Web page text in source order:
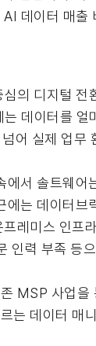
데이터 매출
의 디지털 전
데이터를 얼
어 실제 업무
에서 솔트웨
에는 데이터브
레미스 인프
인력 부족 등
MSP 사업을
는 데이터 매